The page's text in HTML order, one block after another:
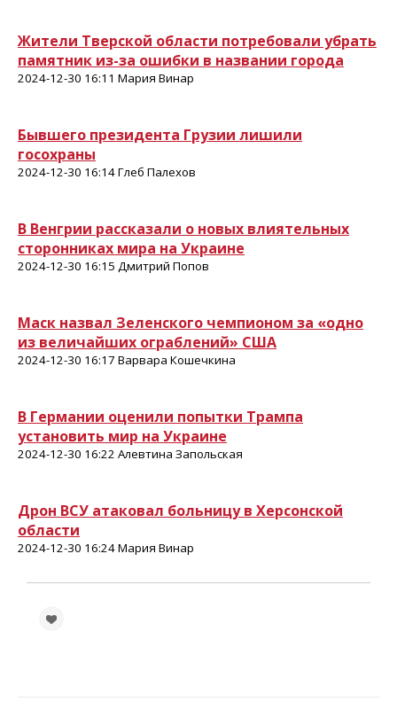
Жители Тверской области потребовали убрать
памятник из-за ошибки в названии города
2024-12-30 16:11 Мария Винар
Бывшего президента Грузии лишили
госохраны
2024-12-30 16:14 Глеб Палехов
В Венгрии рассказали о новых влиятельных
сторонниках мира на Украине
2024-12-30 16:15 Дмитрий Попов
Маск назвал Зеленского чемпионом за «одно
из величайших ограблений» США
2024-12-30 16:17 Варвара Кошечкина
В Германии оценили попытки Трампа
установить мир на Украине
2024-12-30 16:22 Алевтина Запольская
Дрон ВСУ атаковал больницу в Херсонской
области
2024-12-30 16:24 Мария Винар